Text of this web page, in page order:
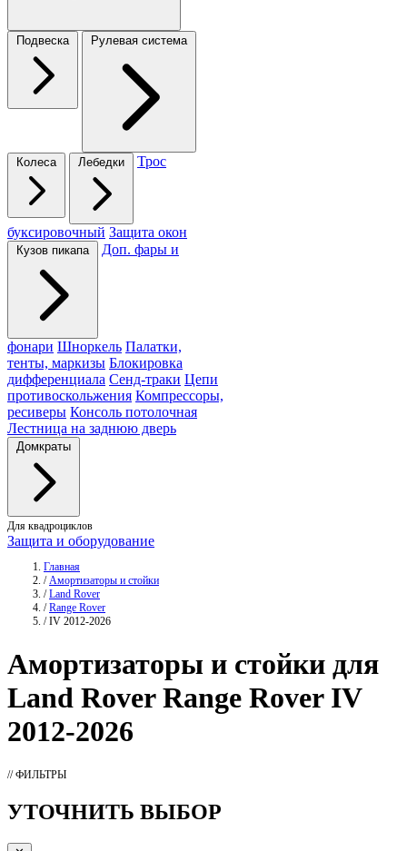
Подвеска Рулевая система
Колеса Лебедки Трос
буксировочный Защита окон
Кузов пикапа Доп. фары и
фонари Шноркель Палатки,
тенты, маркизы Блокировка
дифференциала Сенд-траки Цепи
противоскольжения Компрессоры,
ресиверы Консоль потолочная
Лестница на заднюю дверь
Домкраты
Для квадроциклов
Защита и оборудование
Главная
/ Амортизаторы и стойки
/ Land Rover
/ Range Rover
/ IV 2012-2026
Амортизаторы и стойки для
Land Rover Range Rover IV
2012-2026
// ФИЛЬТРЫ
УТОЧНИТЬ ВЫБОР